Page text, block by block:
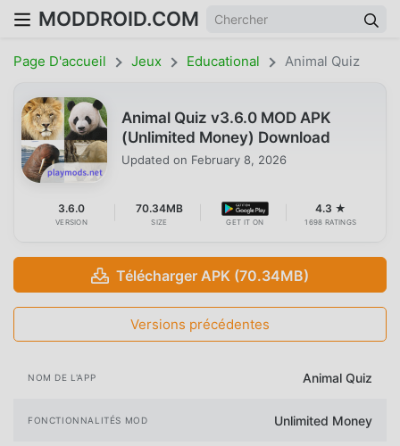
MODDROID.COM
Page D'accueil Jeux Educational Animal Quiz
Animal Quiz v3.6.0 MOD APK
(Unlimited Money) Download
Updated on February 8, 2026
3.6.0
VERSION
70.34MB
SIZE GET IT ON
4.3 ★
1698 RATINGS
Télécharger APK (70.34MB)
Versions précédentes
NOM DE L'APP Animal Quiz
FONCTIONNALITÉS MOD Unlimited Money